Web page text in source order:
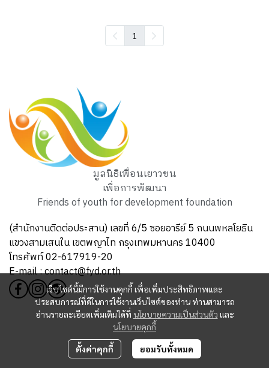
1
เว็บไซต์นี้มีการใช้งานคุกกี้ เพื่อเพิ่มประสิทธิภาพและ
ประสบการณ์ที่ดีในการใช้งานเว็บไซต์ของท่าน ท่านสามารถ
อ่านรายละเอียดเพิ่มเติมได้ที่ นโยบายความเป็นส่วนตัว และ
นโยบายคุกกี้
ตั้งค่าคุกกี้ ยอมรับทั้งหมด
มูลนิธิเพื่อนเยาวชน
เพื่อการพัฒนา
Friends of youth for development foundation
(สำนักงานติดต่อประสาน) เลขที่ 6/5 ซอยอารีย์ 5 ถนนพหลโยธิน
แขวงสามเสนใน เขตพญาไท กรุงเทพมหานคร 10400
โทรศัพท์ 02-617919-20
E-mail : contact@fyd.or.th